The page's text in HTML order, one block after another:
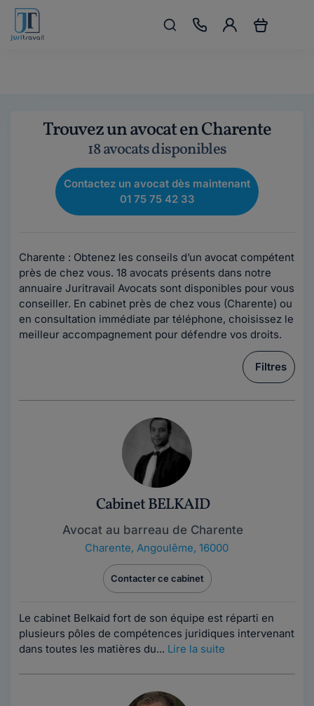
Trouvez un avocat en Charente
18 avocats disponibles
Contactez un avocat dès maintenant
01 75 75 42 33
Charente : Obtenez les conseils d’un avocat compétent
près de chez vous. 18 avocats présents dans notre
annuaire Juritravail Avocats sont disponibles pour vous
conseiller. En cabinet près de chez vous (Charente) ou
en consultation immédiate par téléphone, choisissez le
meilleur accompagnement pour défendre vos droits.
Filtres
Cabinet BELKAID
Avocat au barreau de Charente
Charente, Angoulême, 16000
Contacter ce cabinet
Le cabinet Belkaid fort de son équipe est réparti en
plusieurs pôles de compétences juridiques intervenant
dans toutes les matières du... Lire la suite